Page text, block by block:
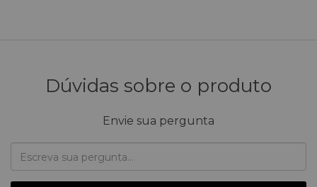
Dúvidas sobre o produto
Envie sua pergunta